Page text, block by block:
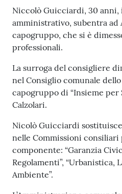
l
i
c
i
a
n
i
o
n
s
i
g
l
Niccolò Guicciardi, 30 anni,
amministrativo, subentra ad
capogruppo, che si è
professionali.
La surroga del consigliere
nel Consiglio comunale
capogruppo di “Insieme per
Calzolari.
Nicolò Guicciardi
nelle Commissioni
componente: “Garanzia
Regolamenti”, “Urbanistica,
Ambiente”.